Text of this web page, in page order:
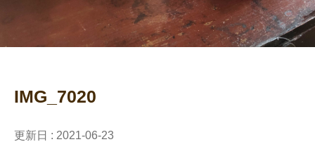
IMG_7020
更新日 : 2021-06-23